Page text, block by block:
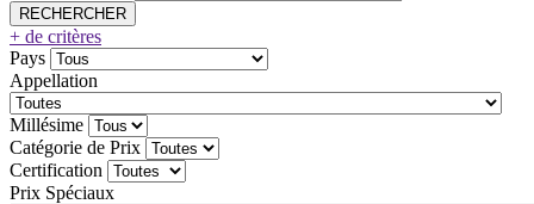
+ de critères
Pays
Appellation
Millésime
Catégorie de Prix
Certification
Prix Spéciaux